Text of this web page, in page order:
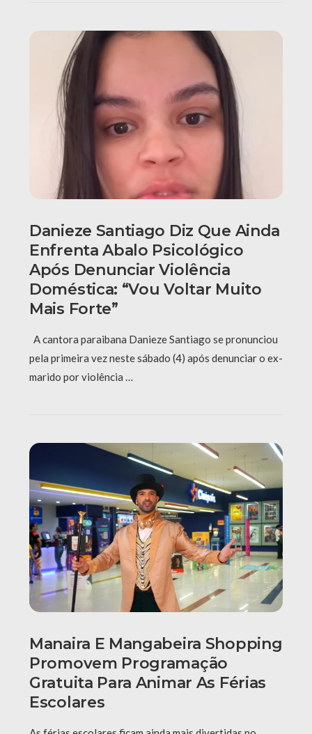
Danieze Santiago Diz Que Ainda
Enfrenta Abalo Psicológico
Após Denunciar Violência
Doméstica: “Vou Voltar Muito
Mais Forte”
A cantora paraibana Danieze Santiago se pronunciou
pela primeira vez neste sábado (4) após denunciar o ex-
marido por violência …
Manaira E Mangabeira Shopping
Promovem Programação
Gratuita Para Animar As Férias
Escolares